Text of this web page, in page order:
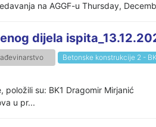
na AGGF-u Thursday,
dijela
Betonske konstrukcije 2 -
položili su: BK1
u pr...